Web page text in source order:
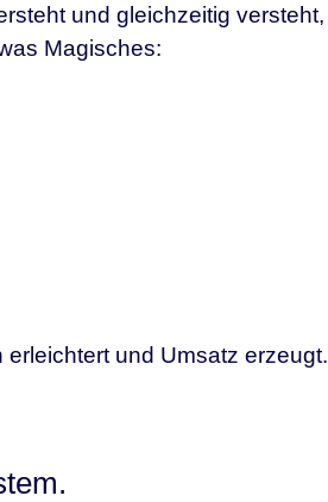
und gleichzeitig versteht,
Magisches:
und Umsatz erzeugt.